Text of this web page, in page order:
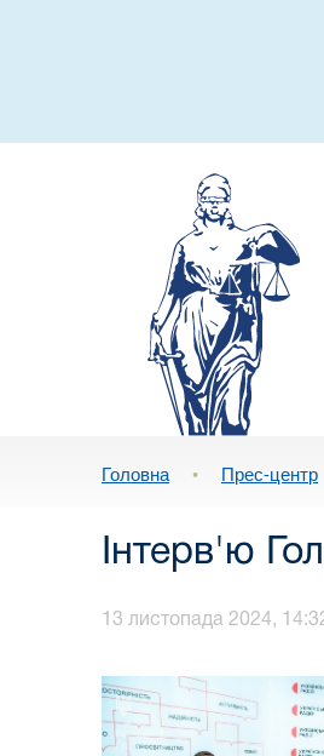
Головна • Прес-центр
Інтерв'ю
13 листопада 2024,